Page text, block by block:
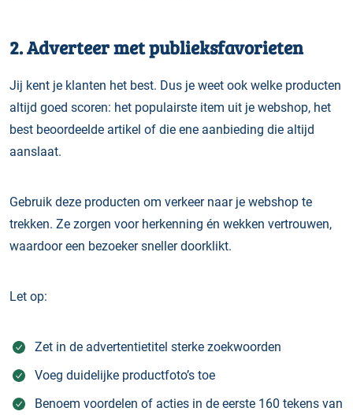
2. Adverteer met publieksfavorieten
Jij kent je klanten het best. Dus je weet ook welke producten
altijd goed scoren: het populairste item uit je webshop, het
best beoordeelde artikel of die ene aanbieding die altijd
aanslaat.
Gebruik deze producten om verkeer naar je webshop te
trekken. Ze zorgen voor herkenning én wekken vertrouwen,
waardoor een bezoeker sneller doorklikt.
Let op:
Zet in de advertentietitel sterke zoekwoorden
Voeg duidelijke productfoto’s toe
Benoem voordelen of acties in de eerste 160 tekens van